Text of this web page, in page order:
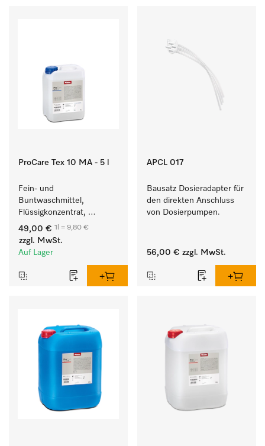
ProCare Tex 10 MA - 5 l
Fein- und
Buntwaschmittel,
Flüssigkonzentrat,
mildalkalisch, 5 l zur
Reinigung von
Buntwäsche und
49,00 € 1l = 9,80 €
zzgl. MwSt.
Auf Lager
APCL 017
Bausatz Dosieradapter für
den direkten Anschluss
von Dosierpumpen.
56,00 € zzgl. MwSt.